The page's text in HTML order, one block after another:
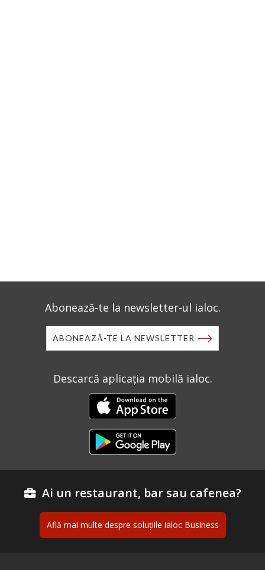
Abonează-te la newsletter-ul ialoc.
ABONEAZĂ-TE LA NEWSLETTER
Descarcă aplicația mobilă ialoc.
Ai un restaurant, bar sau cafenea?
Află mai multe despre soluțiile ialoc Business